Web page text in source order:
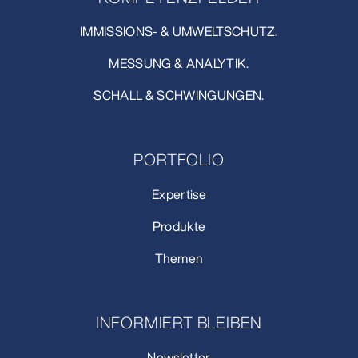
IMMISSIONS- & UMWELTSCHUTZ.
MESSUNG & ANALYTIK.
SCHALL & SCHWINGUNGEN.
PORTFOLIO
Expertise
Produkte
Themen
INFORMIERT BLEIBEN